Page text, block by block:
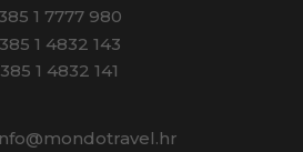
1 7777 980
1 4832 143
1 4832 141